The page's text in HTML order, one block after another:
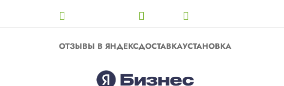
ОТЗЫВЫ В ЯНДЕКСДОСТАВКАУСТАНОВКА